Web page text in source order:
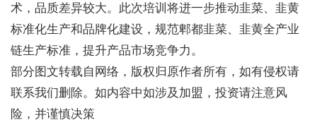
术，品质差异较大。此次培训将进一步推动韭菜、韭黄
标准化生产和品牌化建设，规范郫都韭菜、韭黄全产业
链生产标准，提升产品市场竞争力。
部分图文转载自网络，版权归原作者所有，如有侵权请
联系我们删除。如内容中如涉及加盟，投资请注意风
险，并谨慎决策